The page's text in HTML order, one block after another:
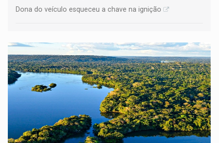
Dona do veículo esqueceu a chave na ignição